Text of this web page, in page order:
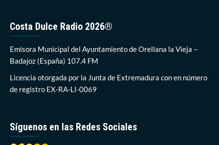
Noche
de
Jaramagos
tras
años
paralizada
Costa Dulce Radio 2026®
Emisora Municipal del Ayuntamiento de Orellana la Vieja –
Badajoz (España) 107.4 FM
Licencia otorgada por la Junta de Extremadura con en número
de registro EX-RA-LI-0069
Síguenos en las Redes Sociales